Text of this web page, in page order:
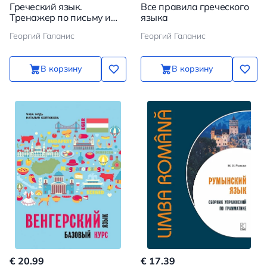
Греческий язык.
Тренажер по письму и
Георгий Галанис
В корзину
Все правила греческого
языка
Георгий Галанис
В корзину
€ 20.99 € 17.39